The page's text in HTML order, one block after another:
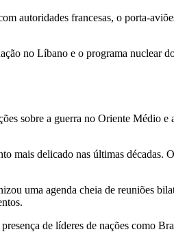
autoridades francesas, o porta-
no Líbano e o programa nuclear
sobre a guerra no Oriente Médio e
mais delicado nas últimas décadas.
uma agenda cheia de reuniões
de líderes de nações como